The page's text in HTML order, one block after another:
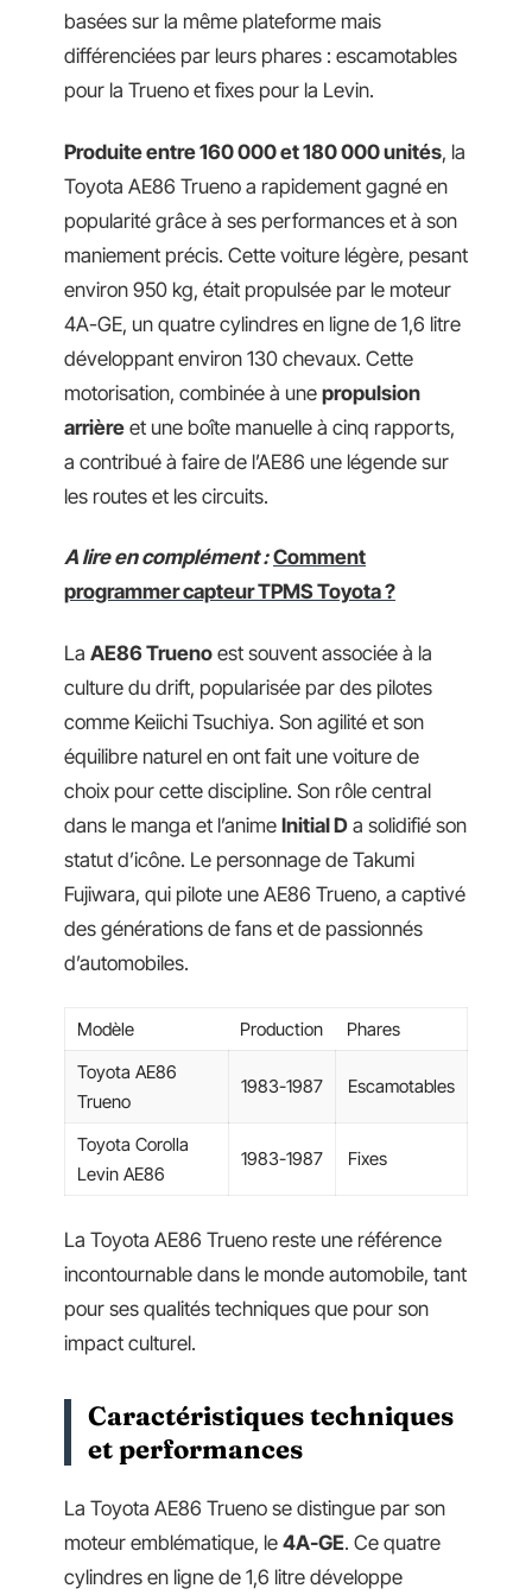
basées sur la même plateforme mais
différenciées par leurs phares : escamotables
pour la Trueno et fixes pour la Levin.
Produite entre 160 000 et 180 000 unités, la
Toyota AE86 Trueno a rapidement gagné en
popularité grâce à ses performances et à son
maniement précis. Cette voiture légère, pesant
environ 950 kg, était propulsée par le moteur
4A-GE, un quatre cylindres en ligne de 1,6 litre
développant environ 130 chevaux. Cette
motorisation, combinée à une propulsion
arrière et une boîte manuelle à cinq rapports,
a contribué à faire de l’AE86 une légende sur
les routes et les circuits.
A lire en complément : Comment
programmer capteur TPMS Toyota ?
La AE86 Trueno est souvent associée à la
culture du drift, popularisée par des pilotes
comme Keiichi Tsuchiya. Son agilité et son
équilibre naturel en ont fait une voiture de
choix pour cette discipline. Son rôle central
dans le manga et l’anime Initial D a solidifié son
statut d’icône. Le personnage de Takumi
Fujiwara, qui pilote une AE86 Trueno, a captivé
des générations de fans et de passionnés
d’automobiles.
Modèle Production
Phares
Toyota AE86
Trueno
1983-1987 Escamotables
Toyota Corolla
Levin AE86
1983-1987 Fixes
La Toyota AE86 Trueno reste une référence
incontournable dans le monde automobile, tant
pour ses qualités techniques que pour son
impact culturel.
Caractéristiques techniques
et performances
La Toyota AE86 Trueno se distingue par son
moteur emblématique, le 4A-GE. Ce quatre
cylindres en ligne de 1,6 litre développe